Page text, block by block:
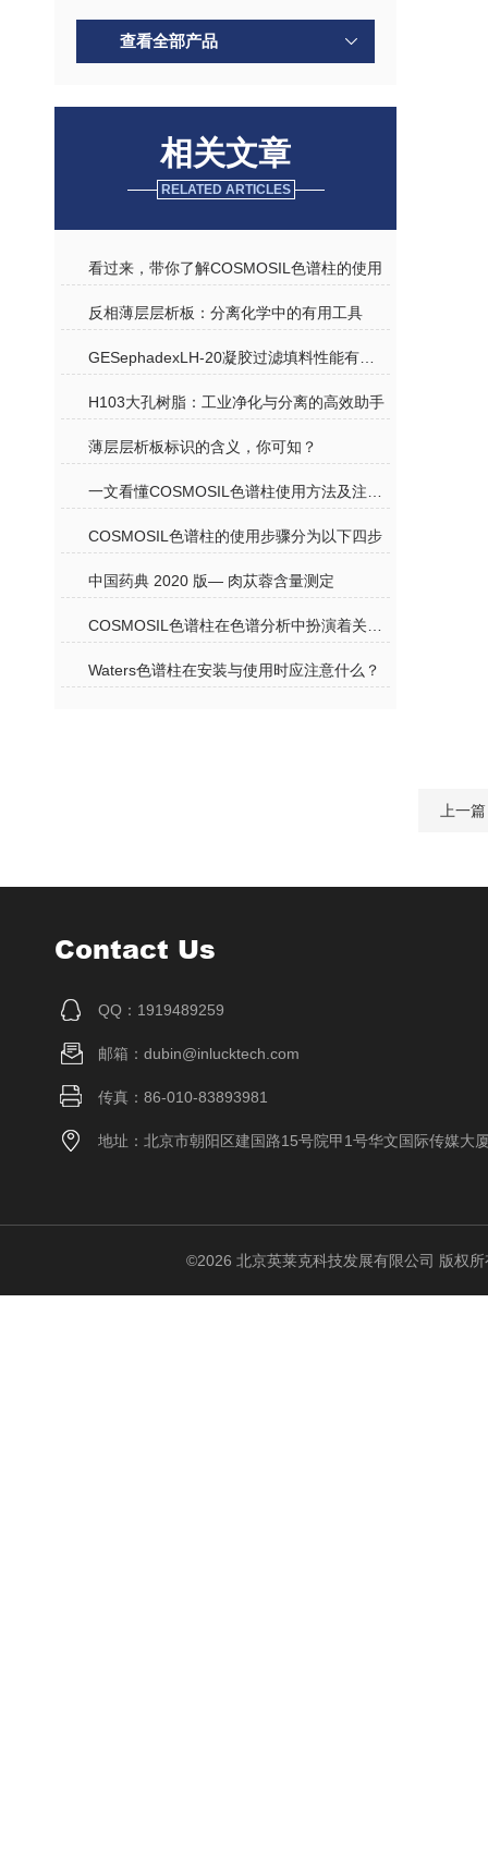
查看全部产品
相关文章
RELATED ARTICLES
看过来，带你了解COSMOSIL色谱柱的使用
反相薄层层析板：分离化学中的有用工具
H103大孔树脂：工业净化与分离的高效助手
薄层层析板标识的含义，你可知？
COSMOSIL色谱柱的使用步骤分为以下四步
中国药典 2020 版— 肉苁蓉含量测定
Waters色谱柱在安装与使用时应注意什么？
上一
Contact Us
QQ：1919489259
邮箱：dubin@inlucktech.com
传真：86-010-83893981
地址：北京市朝阳区建国路15号院甲1号华文国际传媒大
©2026 北京英莱克科技发展有限公司 版